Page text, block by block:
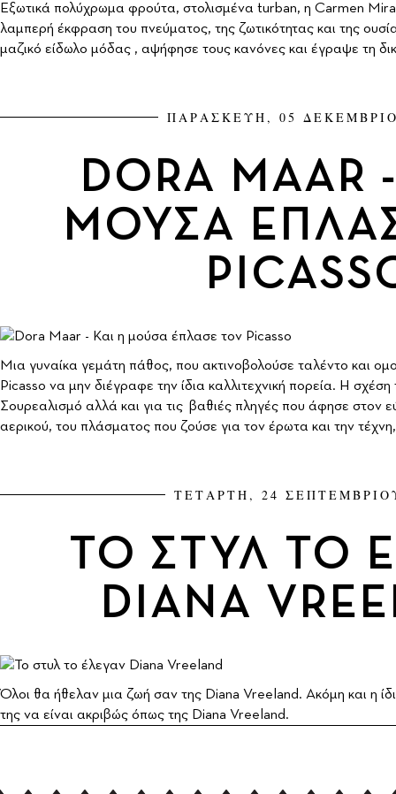
Εξωτικά πολύχρωμα φρούτα, στολισμένα turban, η Carmen
λαμπερή έκφραση του πνεύματος, της ζωτικότητας και της
μαζικό είδωλο μόδας , αψήφησε τους κανόνες και έγραψε τη
ΠΑΡΑΣΚΕΥΗ, 05
DORA MAAR
ΜΟΥΣΑ
Μια γυναίκα γεμάτη πάθος, που ακτινοβολούσε ταλέντο και
Picasso να μην διέγραφε την ίδια καλλιτεχνική πορεία. Η
Σουρεαλισμό αλλά και για τις βαθιές πληγές που άφησε στον
αερικού, του πλάσματος που ζούσε για τον έρωτα και την
ΤΕΤΑΡΤΗ, 24
ΤΟ ΣΤΥΛ ΤΟ
DIANA
Όλοι θα ήθελαν μια ζωή σαν της Diana Vreeland. Ακόμη και η
της να είναι ακριβώς όπως της Diana Vreeland.